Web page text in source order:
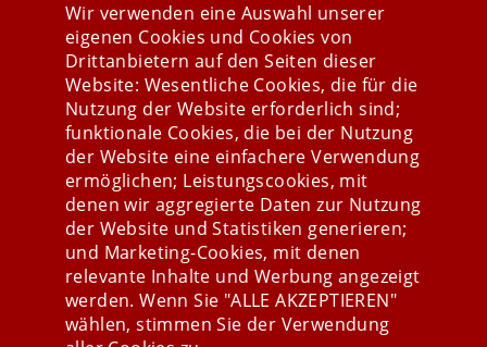
Stay connected
Wir verwenden eine Auswahl unserer
eigenen Cookies und Cookies von
Drittanbietern auf den Seiten dieser
Website: Wesentliche Cookies, die für die
Nutzung der Website erforderlich sind;
funktionale Cookies, die bei der Nutzung
der Website eine einfachere Verwendung
ermöglichen; Leistungscookies, mit
denen wir aggregierte Daten zur Nutzung
der Website und Statistiken generieren;
und Marketing-Cookies, mit denen
relevante Inhalte und Werbung angezeigt
werden. Wenn Sie "ALLE AKZEPTIEREN"
wählen, stimmen Sie der Verwendung